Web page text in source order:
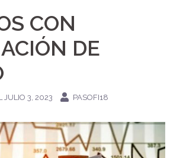
CON
DE
JULIO 3, 2023 PASOFI18